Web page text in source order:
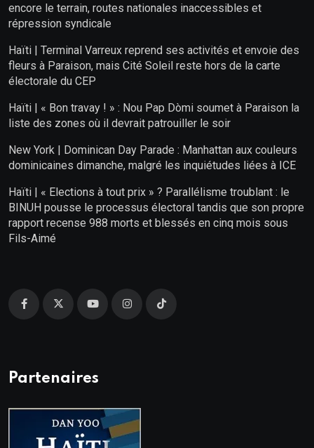
encore le terrain, routes nationales inaccessibles et
répression syndicale
Haïti | Terminal Varreux reprend ses activités et envoie des
fleurs à Paraison, mais Cité Soleil reste hors de la carte
électorale du CEP
Haïti | « Bon travay ! » : Nou Pap Dòmi soumet à Paraison la
liste des zones où il devrait patrouiller le soir
New York | Dominican Day Parade : Manhattan aux couleurs
dominicaines dimanche, malgré les inquiétudes liées à ICE
Haïti | « Elections à tout prix » ? Parallélisme troublant : le
BINUH pousse le processus électoral tandis que son propre
rapport recense 988 morts et blessés en cinq mois sous
Fils-Aimé
Partenaires